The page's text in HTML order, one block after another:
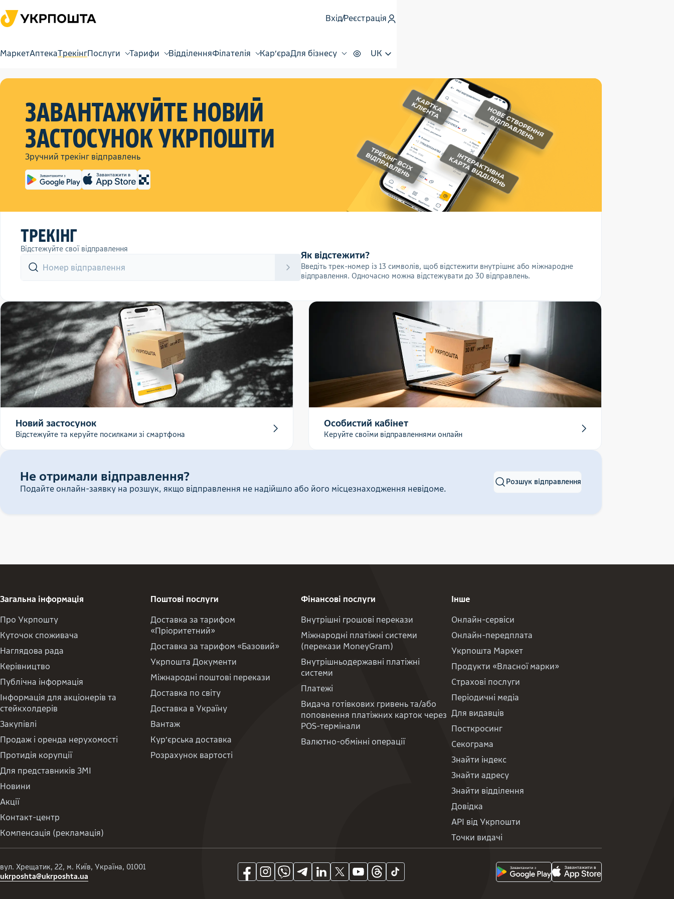
ВхідРеєстрація
МаркетАптекаТрекінгПослуги Тарифи ВідділенняФілателія Кар’єраДля бізнесу UK
Завантажуйте новий
застосунок Укрпошти
Зручний трекінг відправлень
ТРЕКІНГ
Відстежуйте свої відправлення
Як відстежити?
Введіть трек-номер із 13 символів, щоб відстежити внутрішнє або міжнародне
відправлення. Одночасно можна відстежувати до 30 відправлень.
Новий застосунок
Відстежуйте та керуйте посилками зі смартфона
Особистий кабінет
Керуйте своїми відправленнями онлайн
Не отримали відправлення?
Подайте онлайн-заявку на розшук, якщо відправлення не надійшло або його місцезнаходження невідоме.
Розшук відправлення
Загальна інформація
Про Укрпошту
Куточок споживача
Наглядова рада
Керівництво
Публічна інформація
Інформація для акціонерів та
стейкхолдерів
Закупівлі
Продаж і оренда нерухомості
Протидія корупції
Для представників ЗМІ
Новини
Акції
Контакт-центр
Компенсація (рекламація)
Поштові послуги
Доставка за тарифом
«Пріоритетний»
Доставка за тарифом «Базовий»
Укрпошта Документи
Міжнародні поштові перекази
Доставка по світу
Доставка в Україну
Вантаж
Кур’єрська доставка
Розрахунок вартості
Фінансові послуги
Внутрішні грошові перекази
Міжнародні платіжні системи
(перекази MoneyGram)
Внутрішньодержавні платіжні
системи
Платежі
Видача готівкових гривень та/або
поповнення платіжних карток через
POS-термінали
Валютно-обмінні операції
Інше
Онлайн-сервіси
Онлайн-передплата
Укрпошта Маркет
Продукти «Власної марки»
Страхові послуги
Періодичні медіа
Для видавців
Посткросинг
Секограма
Знайти індекс
Знайти адресу
Знайти відділення
Довідка
API від Укрпошти
Точки видачі
вул. Хрещатик, 22, м. Київ, Україна, 01001
ukrposhta@ukrposhta.ua